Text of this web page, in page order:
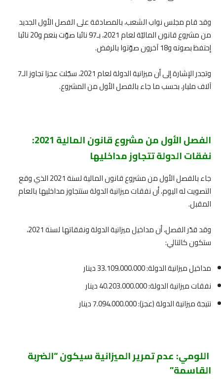
وقد قام مجلس نواب الشعب، بالمصادقة على الفصل الأول الجديد
من مشروع قانون الماليّة لعام 2021، بـ97 نائبا صوّت بنعم و20 نائبا
إحتفظ بصوته و18 آخرون صوّتوا بالرفض.
وتجدر الإشارة إلى أن ميزانية الدولة لعام 2021، سجّلت عجزا تجاوز الـ7
آلاف مليار، بحسب ما جاء بالفصل الأول من المشروع.
الفصل الأول من مشروع قانون المالية 2021:
نفقات الدولة تتجاوز مداخليها
جاء بالفصل الأول من مشروع قانون المالية لسنة 2021 الذي وقع
التصويت له اليوم، أن نفقات ميزانية الدولة ستتجاوز مداخليها بالعام
المقبل.
وقد قدّر الفصل، أن مداخيل ميزانية الدولة ونفقاتها لسنة 2021،
ستكون كالتالي:
مداخيل ميزانية الدولة: 33.109.000.000 دينار
نفقات ميزانية الدولة: 40.203.000.000 دينار
نتيجة ميزانية الدولة (عجز): 7.094.000.000 دينار
اللومي: عدم تمرير الميزانية سيكون “الضربة
القاسمة”